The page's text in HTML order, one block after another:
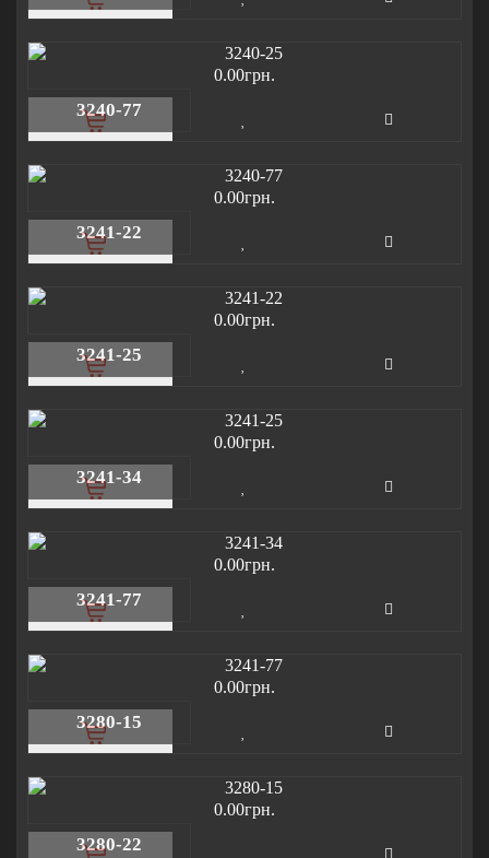
0.00грн.
3240-77
0.00грн.
3241-22
0.00грн.
3241-25
0.00грн.
3241-34
0.00грн.
3241-77
0.00грн.
3280-15
0.00грн.
3280-22